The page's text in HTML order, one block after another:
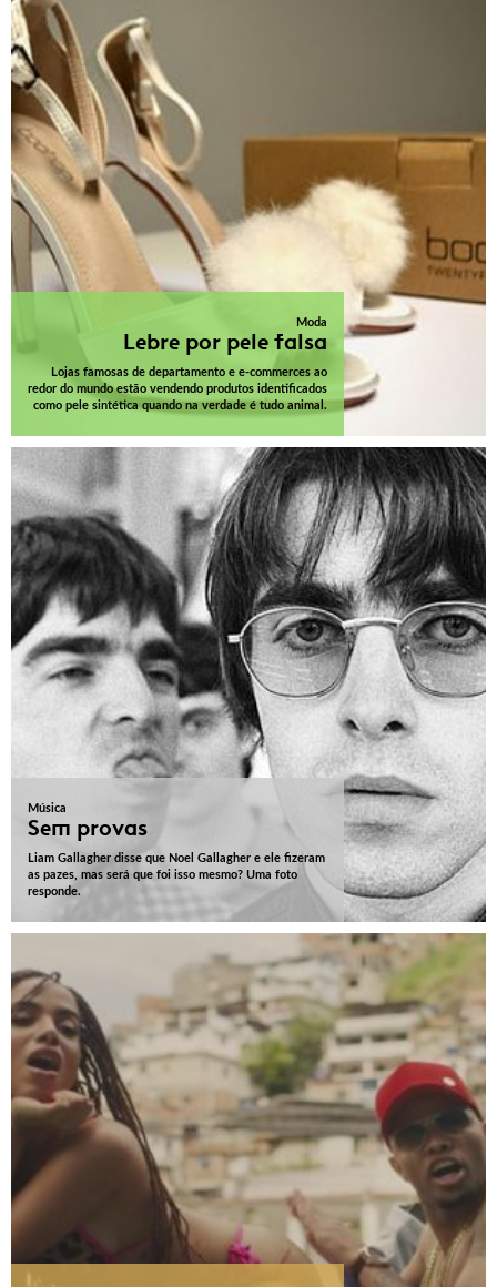
Moda
Lebre por pele falsa
Lojas famosas de departamento e e-commerces ao
redor do mundo estão vendendo produtos identificados
como pele sintética quando na verdade é tudo animal.
Música
Sem provas
Liam Gallagher disse que Noel Gallagher e ele fizeram
as pazes, mas será que foi isso mesmo? Uma foto
responde.